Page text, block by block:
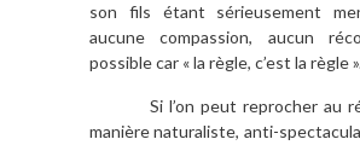
son fils étant sérieusement
aucune compassion, aucun
possible car « la règle, c’est la règle
Si l’on peut reprocher au
manière naturaliste, anti-